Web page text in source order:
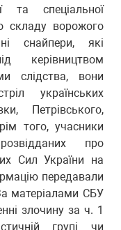
спеціальної
складу ворожого
снайпери, які
керівництвом
слідства, вони
українських
Петрівського,
того, учасники
про
Сил України на
передавали
матеріалами СБУ
злочину за ч. 1
групі чи